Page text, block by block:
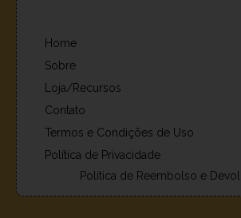
Home
Sobre
Loja/Recursos
Contato
Termos e Condições de Uso
Política de Privacidade
Política de Reembolso e